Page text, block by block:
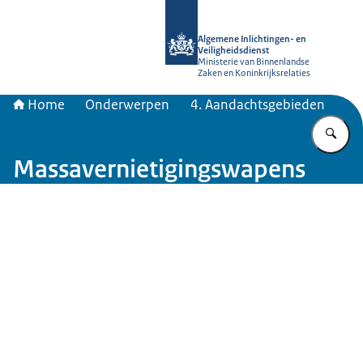
Algemene Inlichtingen- en
Veiligheidsdienst
Ministerie van Binnenlandse
Zaken en Koninkrijksrelaties
Home Onderwerpen 4. Aandachtsgebieden
Massavernietigingswapens